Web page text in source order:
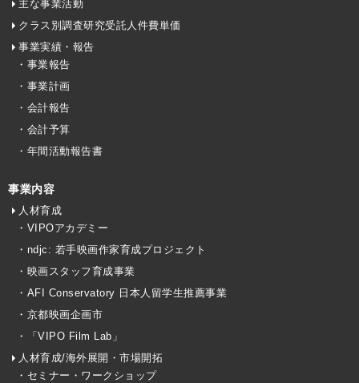
主な事業活動
クラス別調査研究受託人件費単価
事業実績・報告
・事業報告
・事業計画
・会計報告
・会計予算
・年間活動報告書
事業内容
人材育成
・VIPOアカデミー
・ndjc: 若手映画作家育成プロジェクト
・映画スタッフ育成事業
・AFI Conservatory 日本人留学生推薦事業
・京都映画企画市
・「VIPO Film Lab」
人材育成/海外展開・市場開拓
・セミナー・ワークショップ